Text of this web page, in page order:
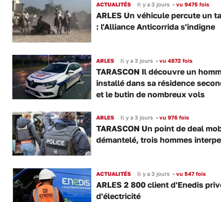
ACTUALITÉS Il y a 3 jours •vu 9475 fois
ARLES Un véhicule percute un
: l'Alliance Anticorrida s'indigne
ARLES Il y a 3 jours •vu 4872 fois
TARASCON Il découvre un
installé dans sa résidence
et le butin de nombreux vols
ARLES Il y a 3 jours •vu 976 fois
TARASCON Un point de deal
démantelé, trois hommes
ACTUALITÉS Il y a 3 jours •vu 547 fois
ARLES 2 800 client d'Enedis
d'électricité